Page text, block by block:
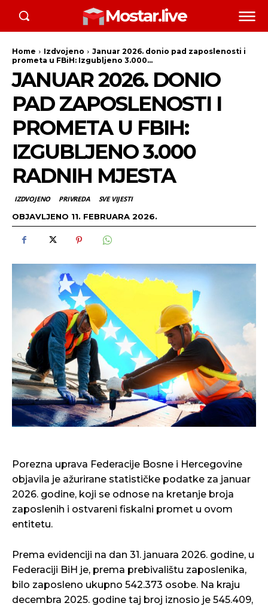
Mostar.live
Home Izdvojeno
Januar 2026. donio pad zaposlenosti i
prometa u FBiH: Izgubljeno 3.000...
JANUAR 2026. DONIO
PAD ZAPOSLENOSTI I
PROMETA U FBIH:
IZGUBLJENO 3.000
RADNIH MJESTA
IZDVOJENO PRIVREDA SVE VIJESTI
OBJAVLJENO 11. FEBRUARA 2026.
Porezna uprava Federacije Bosne i Hercegovine
objavila je ažurirane statističke podatke za januar
2026. godine, koji se odnose na kretanje broja
zaposlenih i ostvareni fiskalni promet u ovom
entitetu.
Prema evidenciji na dan 31. januara 2026. godine, u
Federaciji BiH je, prema prebivalištu zaposlenika,
bilo zaposleno ukupno 542.373 osobe. Na kraju
decembra 2025. godine taj broj iznosio je 545.409,